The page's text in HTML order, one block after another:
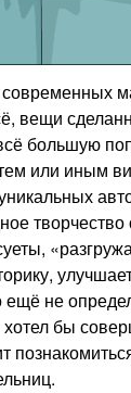
вещи
большую
или иным
творчество
ещё не
хотел бы